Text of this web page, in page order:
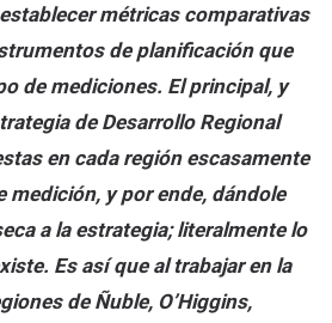
métricas comparativas
de planificación que
de mediciones. El principal, y
de Desarrollo Regional
en cada región escasamente
medición, y por ende, dándole
a la estrategia; literalmente lo
Es así que al trabajar en la
de Ñuble, O’Higgins,